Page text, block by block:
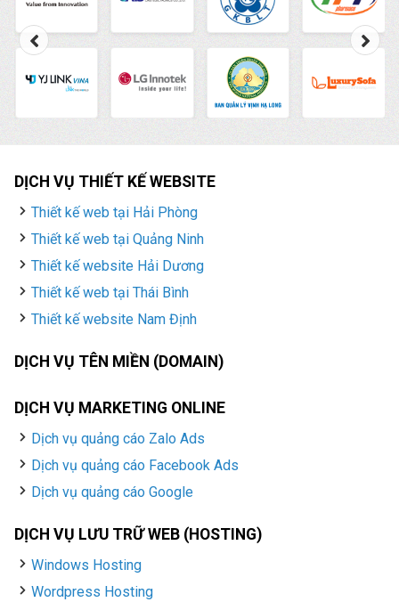
DỊCH VỤ THIẾT KẾ WEBSITE
Thiết kế web tại Hải Phòng
Thiết kế web tại Quảng Ninh
Thiết kế website Hải Dương
Thiết kế web tại Thái Bình
Thiết kế website Nam Định
DỊCH VỤ TÊN MIỀN (DOMAIN)
DỊCH VỤ MARKETING ONLINE
Dịch vụ quảng cáo Zalo Ads
Dịch vụ quảng cáo Facebook Ads
Dịch vụ quảng cáo Google
DỊCH VỤ LƯU TRỮ WEB (HOSTING)
Windows Hosting
Wordpress Hosting